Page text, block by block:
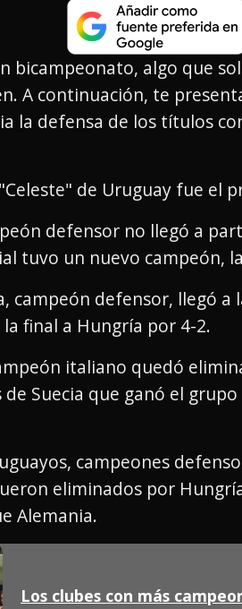
bicampeonato, algo que
A continuación, te
la defensa de los títulos
de Uruguay fue el
defensor no llegó a
tuvo un nuevo campeón,
campeón defensor, llegó
final a Hungría por 4-2.
italiano quedó
Suecia que ganó el
campeones
eliminados por
Alemania.
Los clubes con más